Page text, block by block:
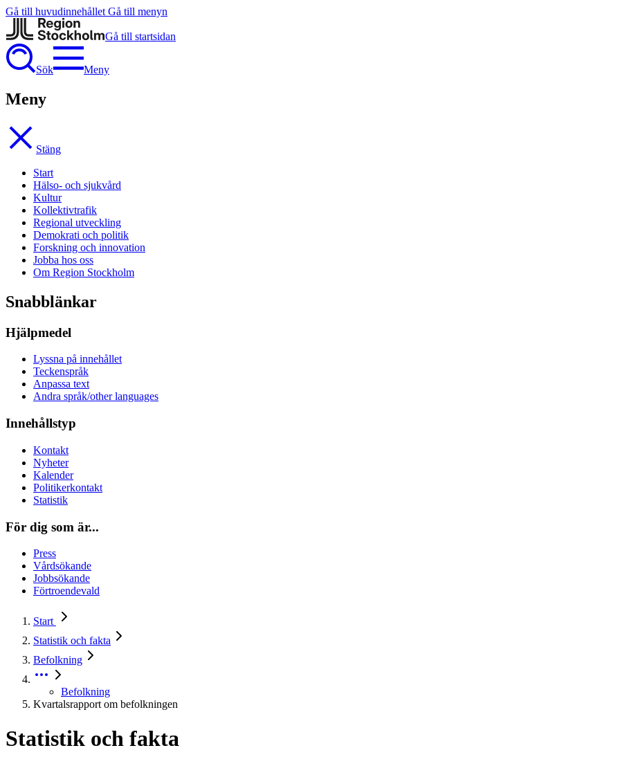
Gå till huvudinnehållet Gå till menyn
Gå till startsidan
Sök Meny
Meny
Stäng
Start
Hälso- och sjukvård
Kultur
Kollektivtrafik
Regional utveckling
Demokrati och politik
Forskning och innovation
Jobba hos oss
Om Region Stockholm
Snabblänkar
Hjälpmedel
Lyssna på innehållet
Teckenspråk
Anpassa text
Andra språk/other languages
Innehållstyp
Kontakt
Nyheter
Kalender
Politikerkontakt
Statistik
För dig som är...
Press
Vårdsökande
Jobbsökande
Förtroendevald
Start
Statistik och fakta
Befolkning
Befolkning
Kvartalsrapport om befolkningen
Statistik och fakta